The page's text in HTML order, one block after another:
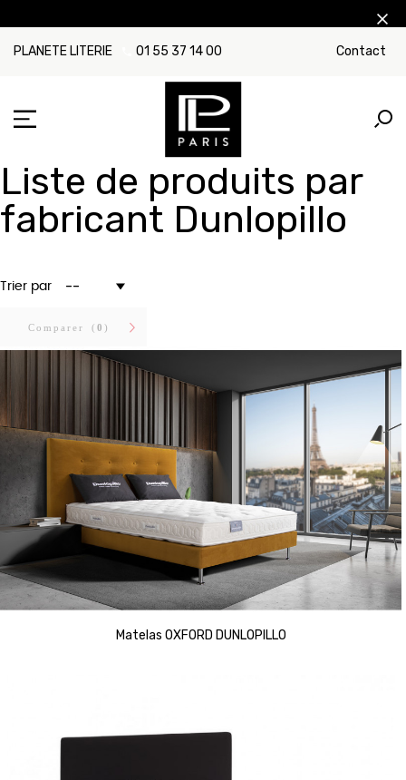
PLANETE LITERIE 01 55 37 14 00 Contact
Liste de produits par
fabricant Dunlopillo
Trier par --
Comparer ( 0 )
Matelas OXFORD DUNLOPILLO